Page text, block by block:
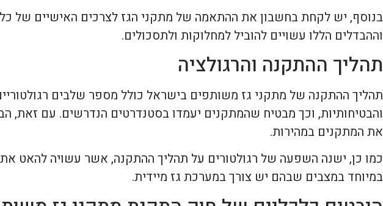
בנוסף, יש לקחת בחשבון את ההתאמה של מתקני הגז לצרכים האישיים של כל
וההבדלים הללו עשויים להוביל למחלוקות ולתסכולים.
תהליך ההתקנה והרגולציה
תהליך ההתקנה של מתקני גז משותפים בישראל כולל מספר שלבים
והבטיחותיות, וכך מבטיח שהמתקנים יעמדו בסטנדרטים הנדרשים. עם זאת,
את המתקנים במהירות.
כמו כן, ישנה השפעה של רגולטורים על תהליך ההתקנה, אשר עשויה להאט את
במיוחד במצבים שבהם יש צורך במערכת גז מיידית.